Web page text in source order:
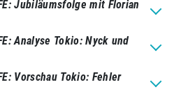
Jubiläumsfolge mit Florian
Analyse Tokio: Nyck und
Vorschau Tokio: Fehler